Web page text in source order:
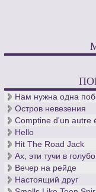
Нам нужна одна
Остров невезения
Comptine d'un autre
Hello
Hit The Road Jack
Ах, эти тучи в
Вечер на рейде
Настоящий друг